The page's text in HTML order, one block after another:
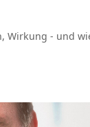
Wirkung - und